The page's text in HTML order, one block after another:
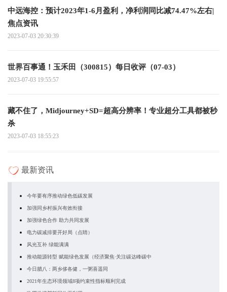
中远海控：预计2023年1-6月盈利，净利润同比减74.47%左右|
焦点资讯
2023-07-03 20:30:39
世界百事通！玉禾田（300815）每日收评（07-03）
2023-07-03 19:55:57
藏不住了，Midjourney+SD=超高分辨率！专业超分工具都被秒
杀
2023-07-03 18:55:23
最新资讯
今年要有序推动绿色低碳发展
加强同乡村振兴有效衔接
加强绿色合作 助力共同发展
电力碳减排要开好局（点睛）
风光互补 绿能满满
推动能源转型 赋能绿色发展（经济聚焦·关注碳达峰碳中
今日腊八：两乡侈各健，一粥喜遥同
2021年生态环境领域8项约束性指标顺利完成